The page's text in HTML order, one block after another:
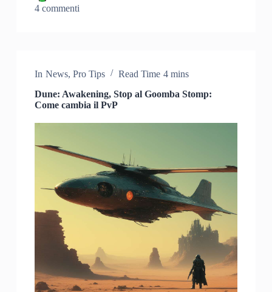
4 commenti
In News, Pro Tips Read Time 4 mins
Dune: Awakening, Stop al Goomba Stomp:
Come cambia il PvP